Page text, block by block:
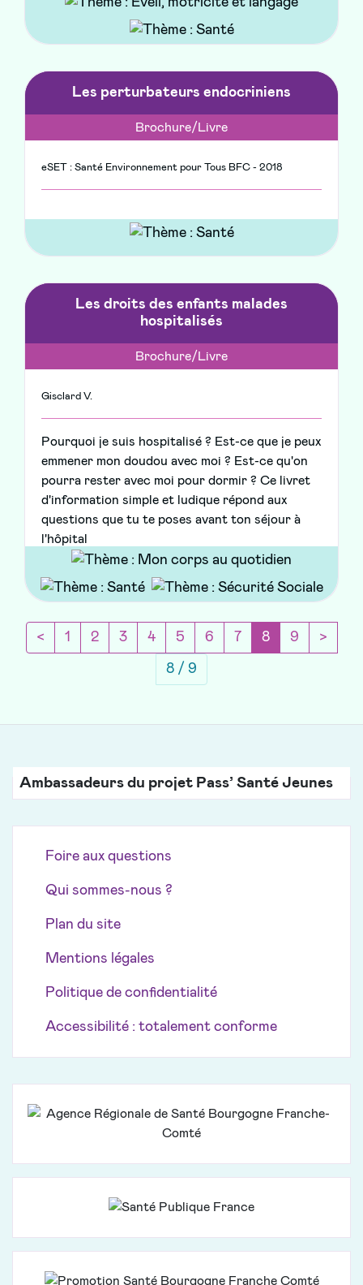
Les perturbateurs endocriniens
Brochure/Livre
eSET : Santé Environnement pour Tous BFC - 2018
Les droits des enfants malades
hospitalisés
Brochure/Livre
Gisclard V.
Pourquoi je suis hospitalisé ? Est-ce que je peux
emmener mon doudou avec moi ? Est-ce qu'on
pourra rester avec moi pour dormir ? Ce livret
d'information simple et ludique répond aux
questions que tu te poses avant ton séjour à
l'hôpital
<Page précédente
1 2 3 4 5 6 7 8(current)
9 >Page
8 / 9
Ambassadeurs du projet Pass’ Santé Jeunes
Foire aux questions
Qui sommes-nous ?
Plan du site
Mentions légales
Politique de confidentialité
Accessibilité : totalement conforme